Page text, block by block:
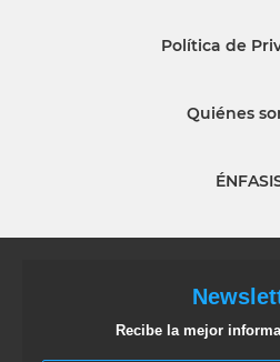
Política de
Quiénes
Recibe la mejor